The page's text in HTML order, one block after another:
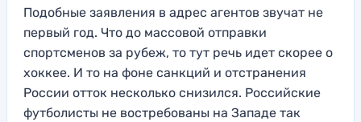
Подобные заявления в адрес агентов звучат не
первый год. Что до массовой отправки
спортсменов за рубеж, то тут речь идет скорее о
хоккее. И то на фоне санкций и отстранения
России отток несколько снизился. Российские
футболисты не востребованы на Западе так